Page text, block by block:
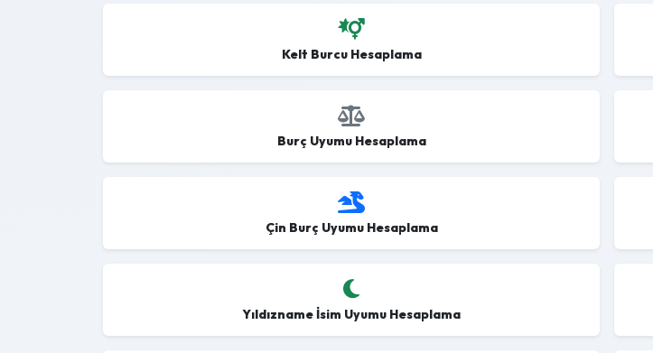
Kelt Burcu Hesaplama
Burç Uyumu Hesaplama
Çin Burç Uyumu Hesaplama
Yıldızname İsim Uyumu Hesaplama